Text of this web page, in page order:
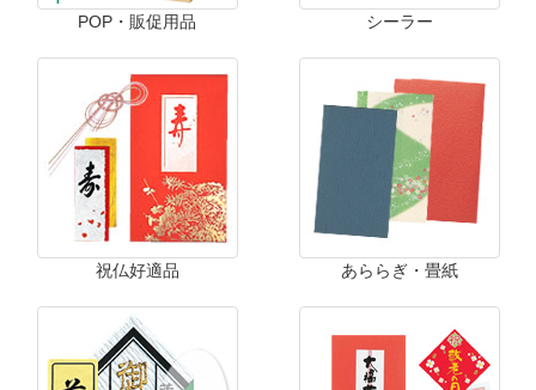
POP・販促用品 シーラー
祝仏好適品 あららぎ・畳紙